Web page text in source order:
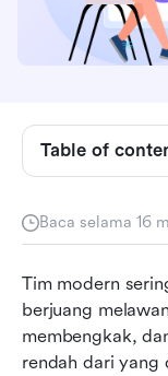
Baca selama 16
Tim modern
berjuang
membengkak,
rendah dari yang
Table of
Prinsip-
Metodologi
Lean vs Agile
Tantangan
industri
ramping